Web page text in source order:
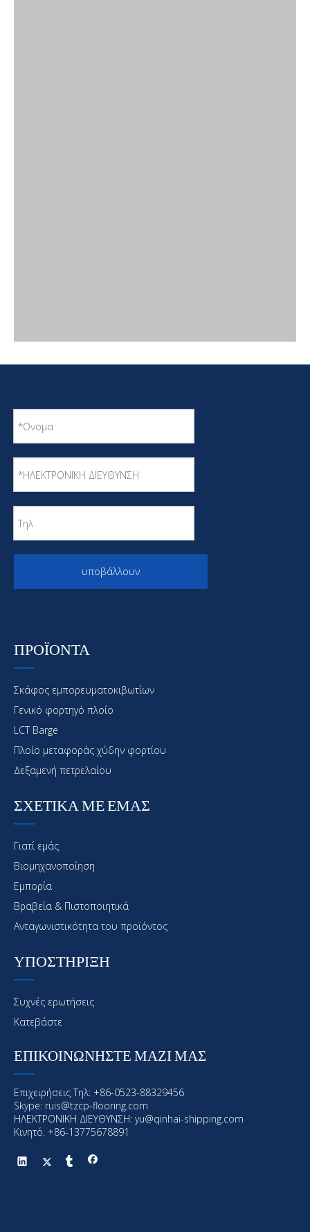
Θαλάσσια επίστρωση
Offshore επίστρωση
υποβάλλουν
ΠΡΟΪΟΝΤΑ
Σκάφος εμπορευματοκιβωτίων
Γενικό φορτηγό πλοίο
LCT Barge
Πλοίο μεταφοράς χύδην φορτίου
Δεξαμενή πετρελαίου
ΣΧΕΤΙΚΑ ΜΕ ΕΜΑΣ
Γιατί εμάς
Βιομηχανοποίηση
Εμπορία
Βραβεία & Πιστοποιητικά
Ανταγωνιστικότητα του προϊόντος
ΥΠΟΣΤΗΡΙΞΗ
Συχνές ερωτήσεις
Κατεβάστε
ΕΠΙΚΟΙΝΩΝΗΣΤΕ ΜΑΖΙ ΜΑΣ
Επιχειρήσεις Τηλ: +86-0523-88329456
Skype: ruis@tzcp-flooring.com
ΗΛΕΚΤΡΟΝΙΚΗ ΔΙΕΥΘΥΝΣΗ: yu@qinhai-shipping.com
Κινητό. +86-13775678891